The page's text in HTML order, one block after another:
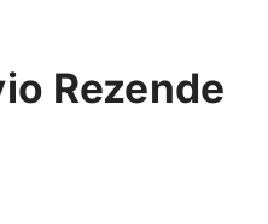
Rezende